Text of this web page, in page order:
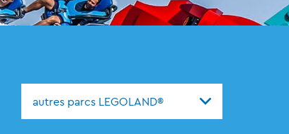
autres parcs LEGOLAND®